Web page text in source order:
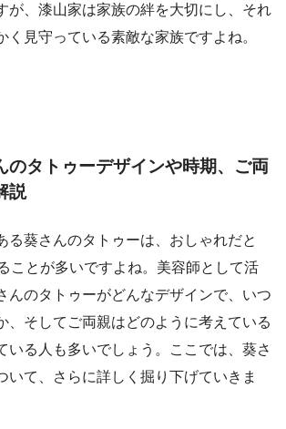
が、漆山家は家族の絆を大切にし、それ
く見守っている素敵な家族ですよね。
のタトゥーデザインや時期、ご両
説
る葵さんのタトゥーは、おしゃれだと
ことが多いですよね。美容師として活
んのタトゥーがどんなデザインで、いつ
、そしてご両親はどのように考えている
いる人も多いでしょう。ここでは、葵さ
いて、さらに詳しく掘り下げていきま